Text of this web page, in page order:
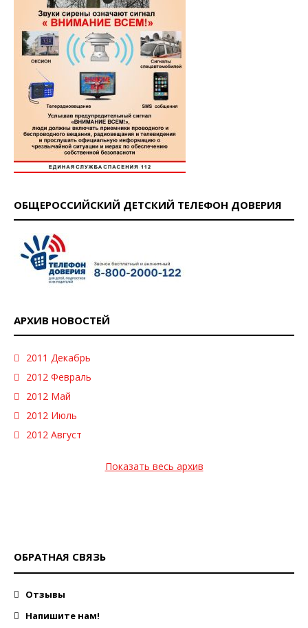
ОБЩЕРОССИЙСКИЙ ДЕТСКИЙ ТЕЛЕФОН ДОВЕРИЯ
АРХИВ НОВОСТЕЙ
2011 Декабрь
2012 Февраль
2012 Май
2012 Июль
2012 Август
Показать весь архив
ОБРАТНАЯ СВЯЗЬ
Отзывы
Напишите нам!